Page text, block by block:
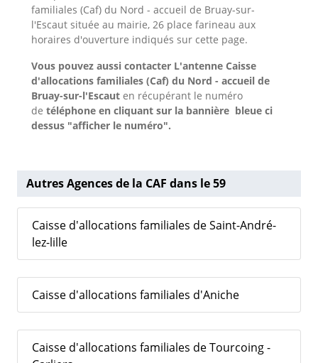
familiales (Caf) du Nord - accueil de Bruay-sur-
l'Escaut située au mairie, 26 place farineau aux
horaires d'ouverture indiqués sur cette page.
Vous pouvez aussi contacter L'antenne Caisse
d'allocations familiales (Caf) du Nord - accueil de
Bruay-sur-l'Escaut en récupérant le numéro
de téléphone en cliquant sur la bannière bleue ci
dessus "afficher le numéro".
Autres Agences de la CAF dans le 59
Caisse d'allocations familiales de Saint-André-
lez-lille
Caisse d'allocations familiales d'Aniche
Caisse d'allocations familiales de Tourcoing -